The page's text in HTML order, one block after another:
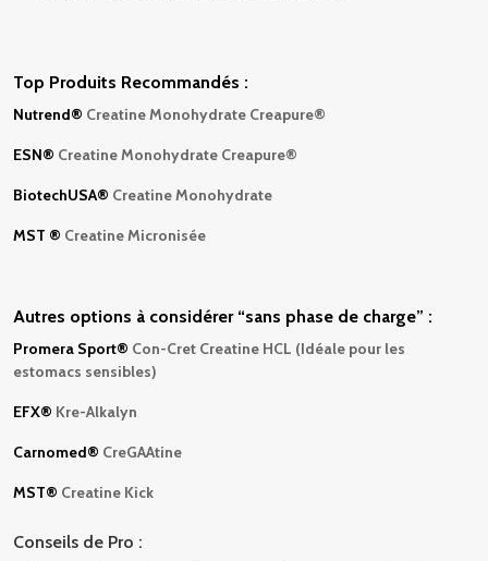
Top Produits Recommandés :
Nutrend® Creatine Monohydrate Creapure®
ESN® Creatine Monohydrate Creapure®
BiotechUSA® Creatine Monohydrate
MST ® Creatine Micronisée
Autres options à considérer “sans phase de charge” :
Promera Sport® Con-Cret Creatine HCL (Idéale pour les
estomacs sensibles)
EFX® Kre-Alkalyn
Carnomed® CreGAAtine
MST® Creatine Kick
Conseils de Pro :